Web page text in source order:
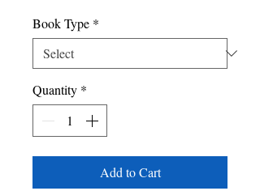
Book Type *
Quantity *
Add to Cart